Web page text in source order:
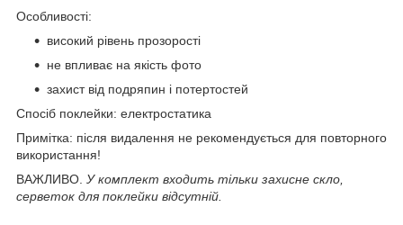
Особливості:
високий рівень прозорості
не впливає на якість фото
захист від подряпин і потертостей
Спосіб поклейки: електростатика
Примітка: після видалення не рекомендується для повторного
використання!
ВАЖЛИВО. У комплект входить тільки захисне скло,
серветок для поклейки відсутній.